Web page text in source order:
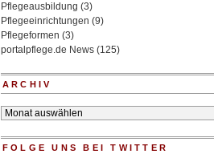
Pflegeausbildung (3)
Pflegeeinrichtungen (9)
Pflegeformen (3)
portalpflege.de News (125)
ARCHIV
Archiv
FOLGE UNS BEI TWITTER